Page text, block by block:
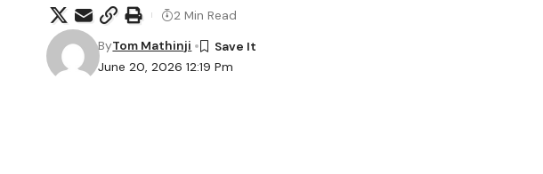
June 20, 2026 12:19 Pm
ByTom Mathinji
2 Min Read